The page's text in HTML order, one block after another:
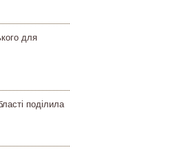
для
поділила